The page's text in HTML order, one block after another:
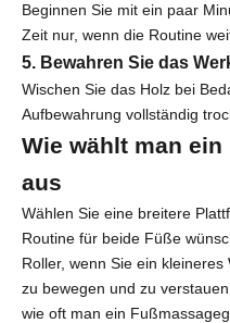
Beginnen Sie mit ein paar
Zeit nur, wenn die Routine
5. Bewahren Sie das
Wischen Sie das Holz bei
Aufbewahrung vollständig
Wie wählt man
aus
Wählen Sie eine breitere
Routine für beide Füße
Roller, wenn Sie ein
zu bewegen und zu
wie oft man ein